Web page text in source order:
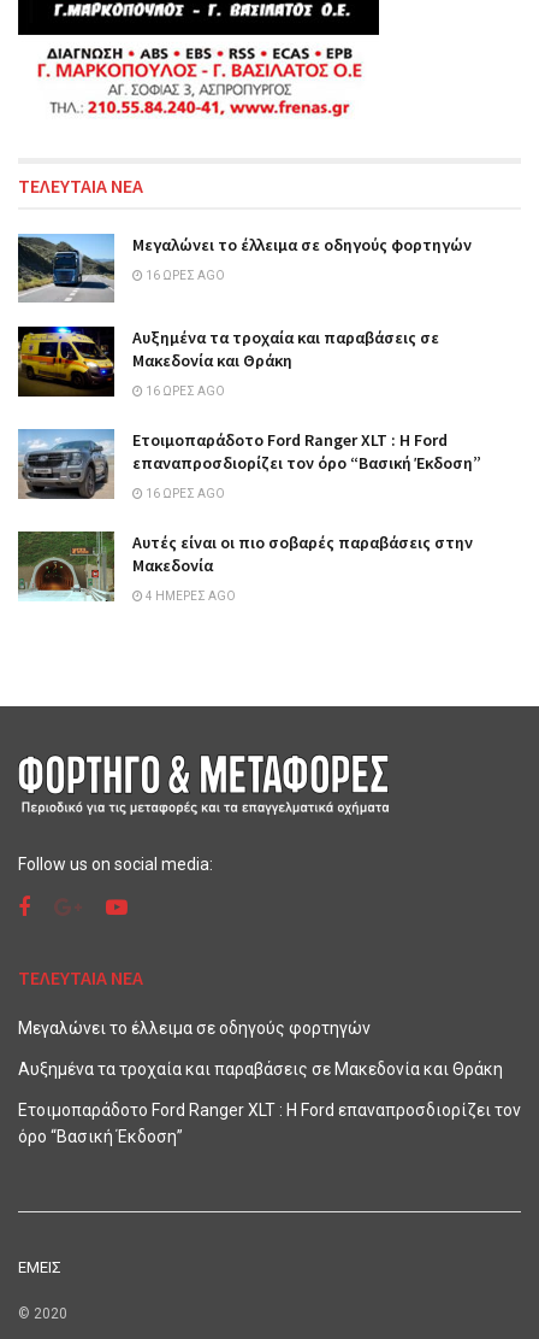
ΤΕΛΕΥΤΑΙΑ ΝΕΑ
Μεγαλώνει το έλλειμα σε οδηγούς φορτηγών
16 ΏΡΕΣ AGO
Αυξημένα τα τροχαία και παραβάσεις σε
Μακεδονία και Θράκη
16 ΏΡΕΣ AGO
Ετοιμοπαράδοτο Ford Ranger XLT : Η Ford
επαναπροσδιορίζει τον όρο “Βασική Έκδοση”
16 ΏΡΕΣ AGO
Αυτές είναι οι πιο σοβαρές παραβάσεις στην
Μακεδονία
4 ΗΜΈΡΕΣ AGO
Follow us on social media:
ΤΕΛΕΥΤΑΙΑ ΝΕΑ
Μεγαλώνει το έλλειμα σε οδηγούς φορτηγών
Αυξημένα τα τροχαία και παραβάσεις σε Μακεδονία και Θράκη
Ετοιμοπαράδοτο Ford Ranger XLT : Η Ford επαναπροσδιορίζει τον
όρο “Βασική Έκδοση”
ΕΜΕΙΣ
© 2020